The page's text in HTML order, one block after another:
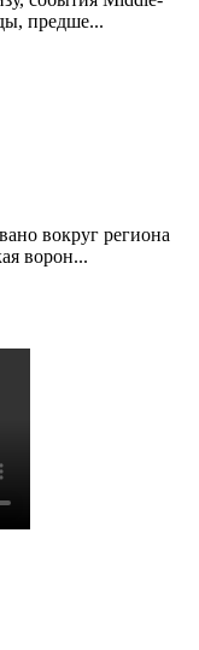
предше...
вокруг региона
ворон...